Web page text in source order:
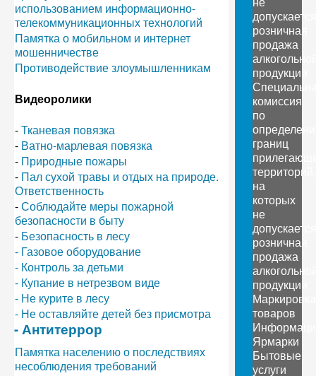
использованием информационно-
телекоммуникационных технологий
Памятка о мобильном и интернет
мошенничестве
Противодействие злоумышленникам
Видеоролики
-Тканевая повязка
- Ватно-марлевая повязка
- Природные пожары
- Пал сухой травы и отдых на природе.
Ответственность
-Соблюдайте меры пожарной
безопасности в быту
- Безопасность в лесу
- Газовое оборудование
- Контроль за детьми
- Купание в нетрезвом виде
- Не курите в лесу
- Не оставляйте детей без присмотра
- Антитеррор
Памятка населению о последствиях
несоблюдения требований
допускается
розничная
продажа
продукции
комиссия
по
границ
территорий,
на
которых
не
допускается
розничная
продажа
продукции
Маркировка
товаров
Ярмарки
Бытовые
услуги